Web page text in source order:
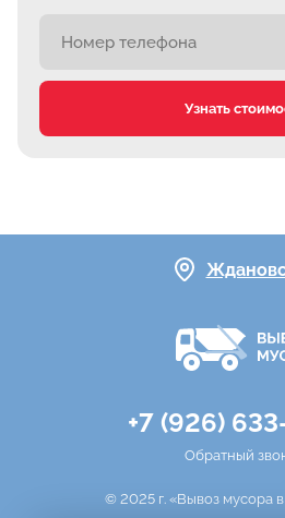
Узнать
+7 (926)
Обратный
© 2025 г. «Вывоз мусора